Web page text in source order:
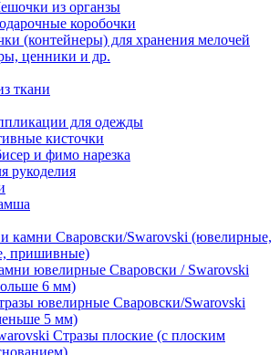
из органзы
коробочки
(контейнеры) для хранения мелочей
ценники и др.
ткани
для одежды
кисточки
и фимо нарезка
рукоделия
камни Сваровски/Swarovski (ювелирные,
пришивные)
ювелирные Сваровски / Swarovski
6 мм)
ювелирные Сваровски/Swarovski
5 мм)
Стразы плоские (с плоским